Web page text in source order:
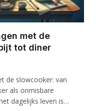
met de
tot diner
de slowcooker: van
als onmisbare
dagelijks leven is…